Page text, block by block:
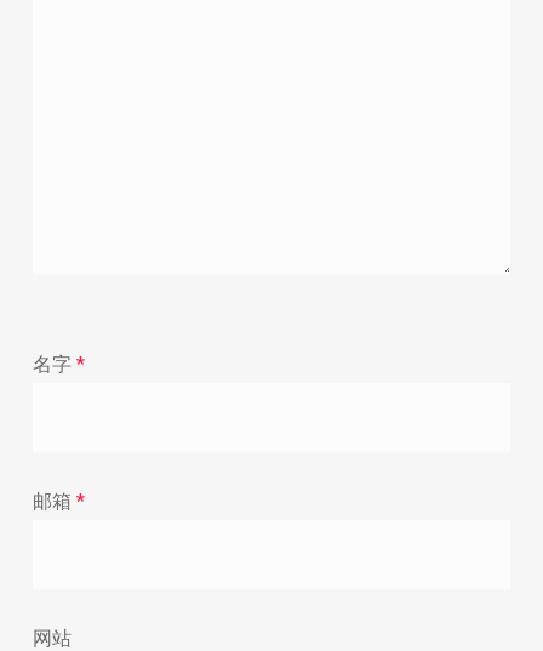
名字 *
邮箱 *
网站